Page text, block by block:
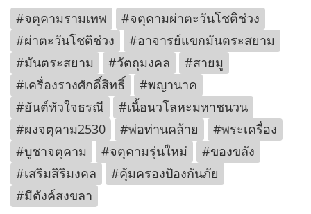
#จตุคามรามเทพ
#จตุคามผ่าตะวันโชติช่วง
#ผ่าตะวันโชติช่วง
#อาจารย์แขกมันตระสยาม
#มันตระสยาม
#วัตถุมงคล
#สายมู
#เครื่องรางศักดิ์สิทธิ์
#พญานาค
#ยันต์หัวใจธรณี
#เนื้อนวโลหะมหาชนวน
#ผงจตุคาม2530
#พ่อท่านคล้าย
#พระเครื่อง
#บูชาจตุคาม
#จตุคามรุ่นใหม่
#ของขลัง
#เสริมสิริมงคล
#คุ้มครองป้องกันภัย
#มีตังค์สงขลา